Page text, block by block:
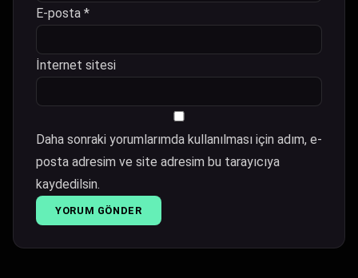
E-posta *
İnternet sitesi
Daha sonraki yorumlarımda kullanılması için adım, e-
posta adresim ve site adresim bu tarayıcıya
kaydedilsin.